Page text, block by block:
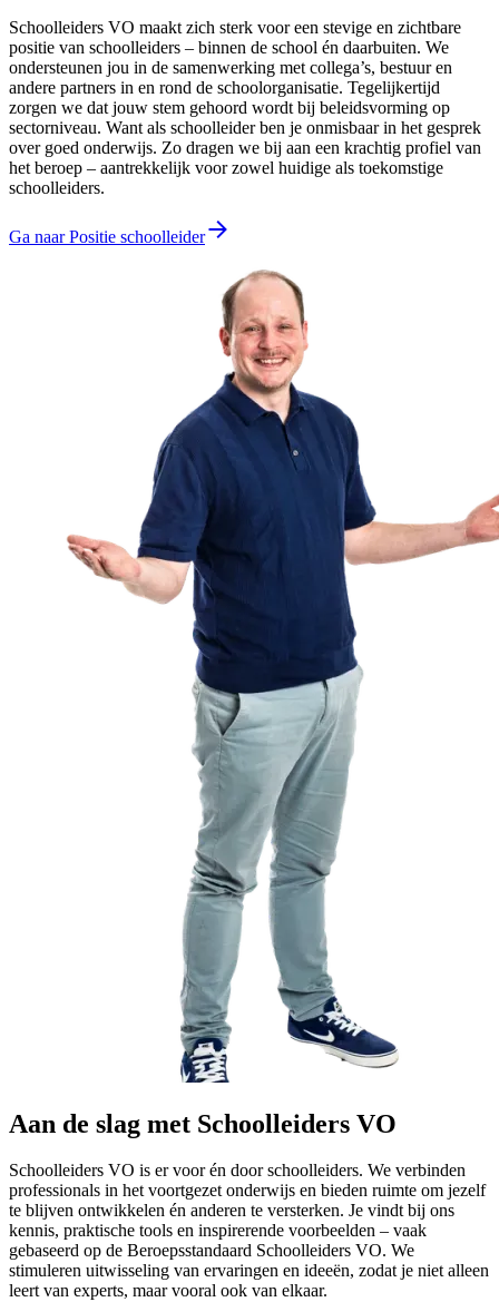
Schoolleiders VO maakt zich sterk voor een stevige en zichtbare
positie van schoolleiders – binnen de school én daarbuiten. We
ondersteunen jou in de samenwerking met collega’s, bestuur en
andere partners in en rond de schoolorganisatie. Tegelijkertijd
zorgen we dat jouw stem gehoord wordt bij beleidsvorming op
sectorniveau. Want als schoolleider ben je onmisbaar in het gesprek
over goed onderwijs. Zo dragen we bij aan een krachtig profiel van
het beroep – aantrekkelijk voor zowel huidige als toekomstige
schoolleiders.
Ga naar Positie schoolleider
Aan de slag met Schoolleiders VO
Schoolleiders VO is er voor én door schoolleiders. We verbinden
professionals in het voortgezet onderwijs en bieden ruimte om jezelf
te blijven ontwikkelen én anderen te versterken. Je vindt bij ons
kennis, praktische tools en inspirerende voorbeelden – vaak
gebaseerd op de Beroepsstandaard Schoolleiders VO. We
stimuleren uitwisseling van ervaringen en ideeën, zodat je niet alleen
leert van experts, maar vooral ook van elkaar.